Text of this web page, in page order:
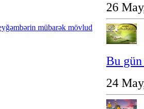
mübarək mövlud
26
Bu
24